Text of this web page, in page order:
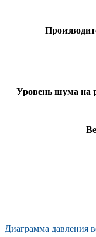
Уровень шума на
Диаграмма давления